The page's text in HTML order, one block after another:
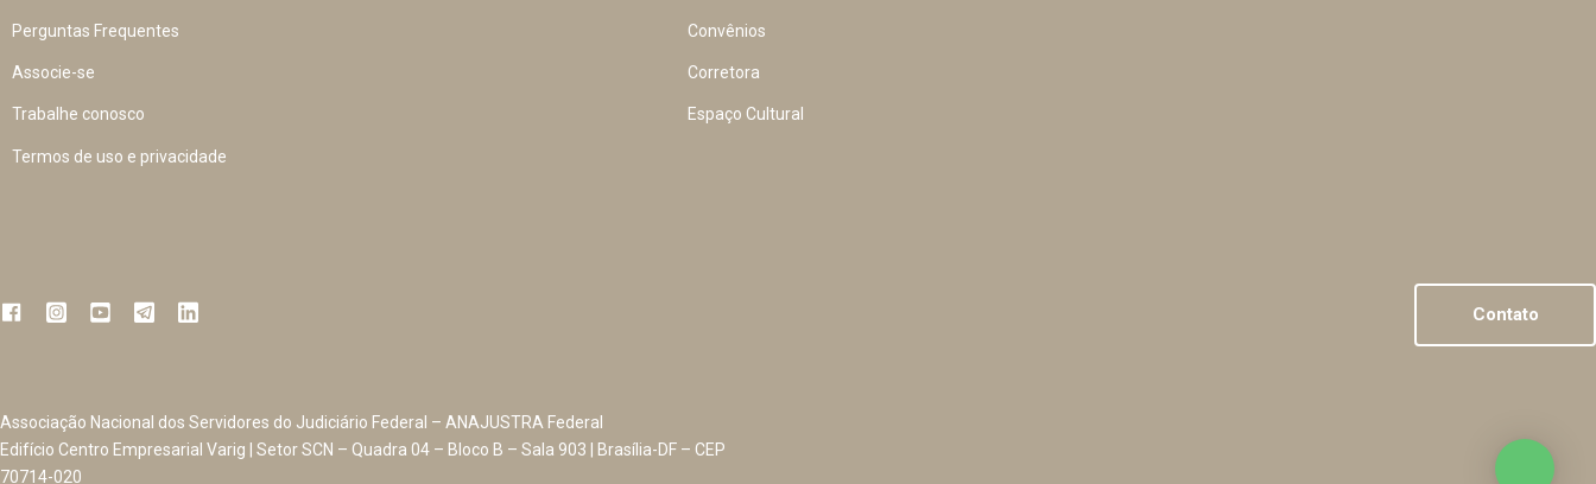
Perguntas Frequentes
Associe-se
Trabalhe conosco
Termos de uso e privacidade
Convênios
Corretora
Espaço Cultural
Contato
Associação Nacional dos Servidores do Judiciário Federal – ANAJUSTRA Federal
Edifício Centro Empresarial Varig | Setor SCN – Quadra 04 – Bloco B – Sala 903 | Brasília-DF – CEP
70714-020